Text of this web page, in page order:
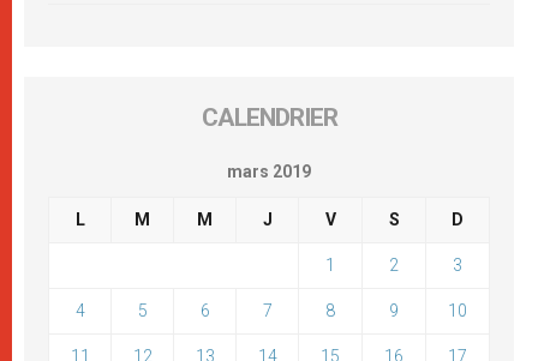
CALENDRIER
mars 2019
L M M J V S D
1 2 3
4 5 6 7 8 9 10
11 12 13 14 15 16 17